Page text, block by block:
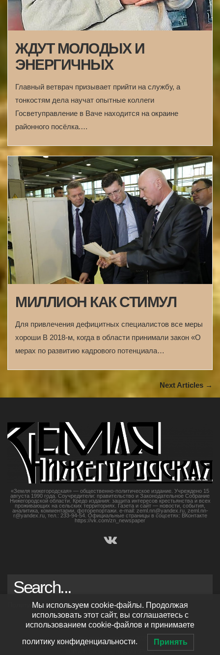
ЖДУТ МОЛОДЫХ И
ЭНЕРГИЧНЫХ
Главный ветврач призывает прийти на службу, а
тонкостям дела научат опытные коллеги
Госветуправление в Ваче находится на окраине
районного посёлка.…
МИЛЛИОН КАК СТИМУЛ
Для привлечения дефицитных специалистов все меры
хороши В 2018-м, когда в области принимали закон «О
мерах по развитию кадрового потенциала…
Next Articles →
«Земля нижегородская» — общественно-политическое издание. Учреждено 15
августа 1990 года. Соучредители: правительство и Законодательное Собрание
Нижегородской области. Кредо издания: защита интересов крестьянства и всех
проживающих на сельских территориях. Газета и сайт — новости, события,
аналитика, комментарии, фоторепортажи. e-mail: zeml.nn@yandex.ru, zeml.nn-
r@yandex.ru, тел.: 233-94-54. Официальные страницы в соцсетях: ВКонтакте
https://vk.com/zn_newspaper
Политика конфиденциальности
© Земля нижегородская 2026
WordPress
Мы используем cookie-файлы. Продолжая
использовать этот сайт, вы соглашаетесь с
использованием cookie-файлов и принимаете
политику конфиденциальности. Принять